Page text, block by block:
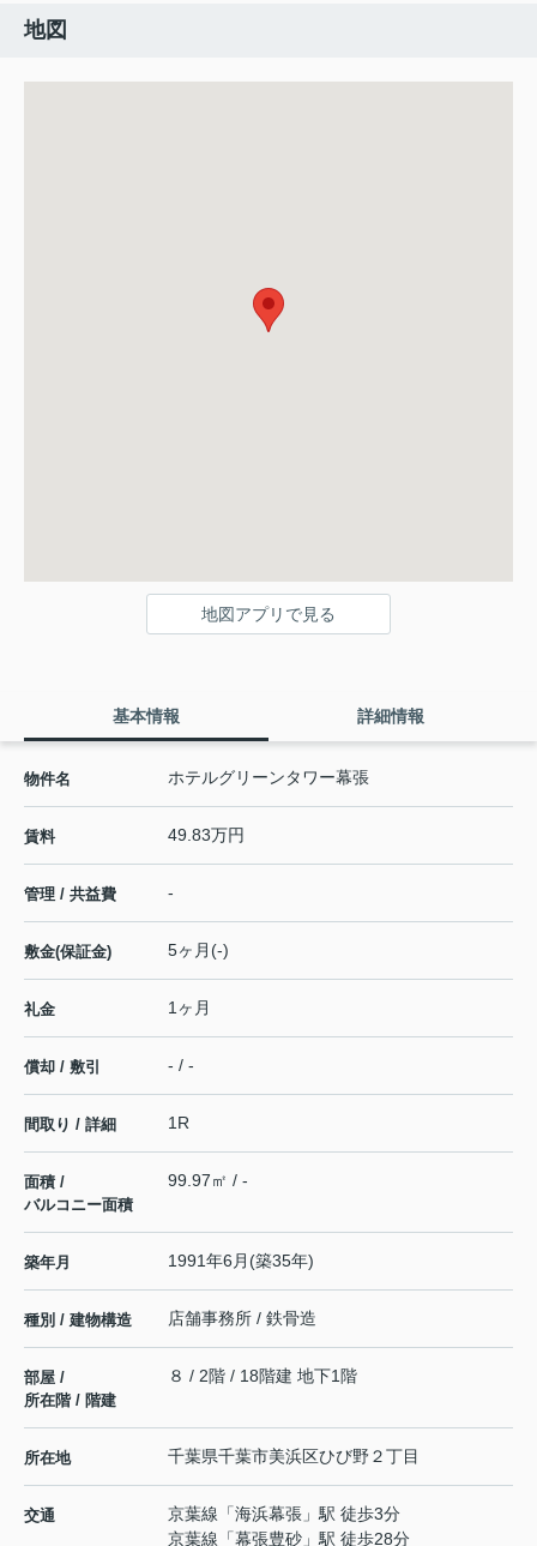
地図
地図アプリで見る
基本情報 詳細情報
物件名 ホテルグリーンタワー幕張
賃料 49.83万円
管理 / 共益費 -
敷金(保証金) 5ヶ月(-)
礼金 1ヶ月
償却 / 敷引 - / -
間取り / 詳細 1R
面積 /
バルコニー面積
99.97㎡ / -
築年月 1991年6月(築35年)
種別 / 建物構造 店舗事務所 / 鉄骨造
部屋 /
所在階 / 階建
８ / 2階 / 18階建 地下1階
所在地 千葉県千葉市美浜区ひび野２丁目
交通 京葉線 「海浜幕張 」駅 徒歩3分
京葉線 「幕張豊砂 」駅 徒歩28分